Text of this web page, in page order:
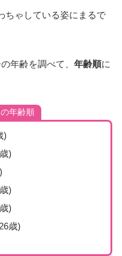
ちゃしている姿にまるで
年齢を調べて、 年齢順に
年齢順
)
)
)
)
歳)